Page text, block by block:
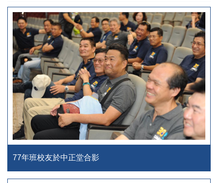
77年班校友於中正堂合影